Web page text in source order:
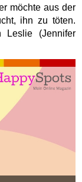
möchte aus der
ihn zu töten.
Leslie (Jennifer